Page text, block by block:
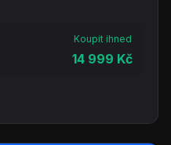
Koupit ihned
14 999 Kč